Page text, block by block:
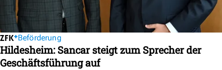
Beförderung
Hildesheim: Sancar steigt zum Sprecher der
Geschäftsführung auf